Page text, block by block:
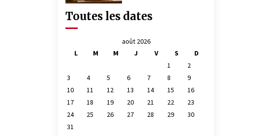
Toutes les dates
août 2026
L
M M J V S
D
1
2
3
4 5 6 7 8
9
10
11 12 13 14 15
16
17
18 19 20 21 22
23
24
25 26 27 28 29
30
31